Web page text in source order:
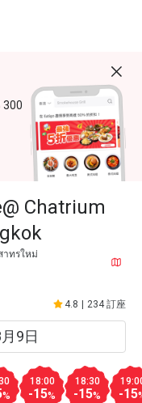
300
Chatrium
าทรใหม่
4.8 234 訂座
%
18:00
-15%
18:30
-15% -15